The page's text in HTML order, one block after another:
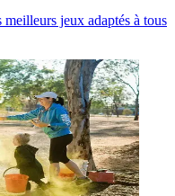
jeux adaptés à tous